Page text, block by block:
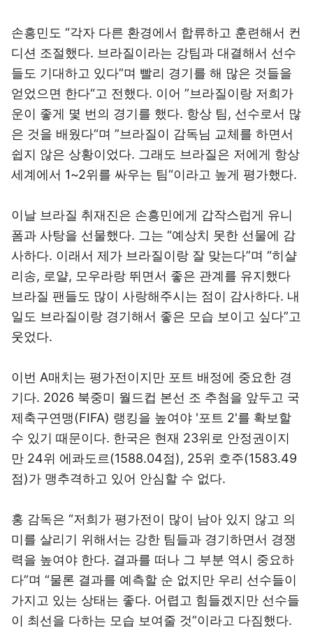
손흥민도 “각자 다른 환경에서 합류하고 훈련해서 컨
디션 조절했다. 브라질이라는 강팀과 대결해서 선수
들도 기대하고 있다”며 빨리 경기를 해 많은 것들을
얻었으면 한다“고 전했다. 이어 ”브라질이랑 저희가
운이 좋게 몇 번의 경기를 했다. 항상 팀, 선수로서 많
은 것을 배웠다“며 ”브라질이 감독님 교체를 하면서
쉽지 않은 상황이었다. 그래도 브라질은 저에게 항상
세계에서 1~2위를 싸우는 팀“이라고 높게 평가했다.
이날 브라질 취재진은 손흥민에게 갑작스럽게 유니
폼과 사탕을 선물했다. 그는 “예상치 못한 선물에 감
사하다. 이래서 제가 브라질이랑 잘 맞는다”며 “히샬
리송, 로얄, 모우라랑 뛰면서 좋은 관계를 유지했다
브라질 팬들도 많이 사랑해주시는 점이 감사하다. 내
일도 브라질이랑 경기해서 좋은 모습 보이고 싶다”고
웃었다.
이번 A매치는 평가전이지만 포트 배정에 중요한 경
기다. 2026 북중미 월드컵 본선 조 추첨을 앞두고 국
제축구연맹(FIFA) 랭킹을 높여야 '포트 2'를 확보할
수 있기 때문이다. 한국은 현재 23위로 안정권이지
만 24위 에콰도르(1588.04점), 25위 호주(1583.49
점)가 맹추격하고 있어 안심할 수 없다.
홍 감독은 “저희가 평가전이 많이 남아 있지 않고 의
미를 살리기 위해서는 강한 팀들과 경기하면서 경쟁
력을 높여야 한다. 결과를 떠나 그 부분 역시 중요하
다”며 “물론 결과를 예측할 순 없지만 우리 선수들이
가지고 있는 상태는 좋다. 어렵고 힘들겠지만 선수들
이 최선을 다하는 모습 보여줄 것”이라고 다짐했다.